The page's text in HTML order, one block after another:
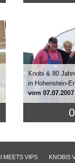
Knobi & 80
in Hohenstein-
vom 07.07.2007
MEETS VIPS
KNOBIS